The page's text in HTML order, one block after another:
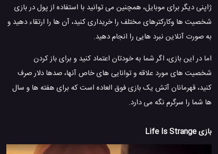
ژاپنی دیگر برای موبایل، همچنین می توانید با استفاده از پول در بازی
شخصیت ها وکارکترهای مختلف را خریداری کنید، آن ها را ارتقاء دهید و
به صورت آنلاین نبرد هایی را انجام دهید.
اما در این بازی، اگر شما به خودتان اعتماد کنید و برای باز کردن
شخصیت های مورد علاقه و توانایی های خاص آنها، صدها دلار صرف
کنید، قهرمانان آتش یک بازی فوق العاده است که برای هفته ها و سال
ها شما را سرگرم نگه می دارد.
بازی Life Is Strange